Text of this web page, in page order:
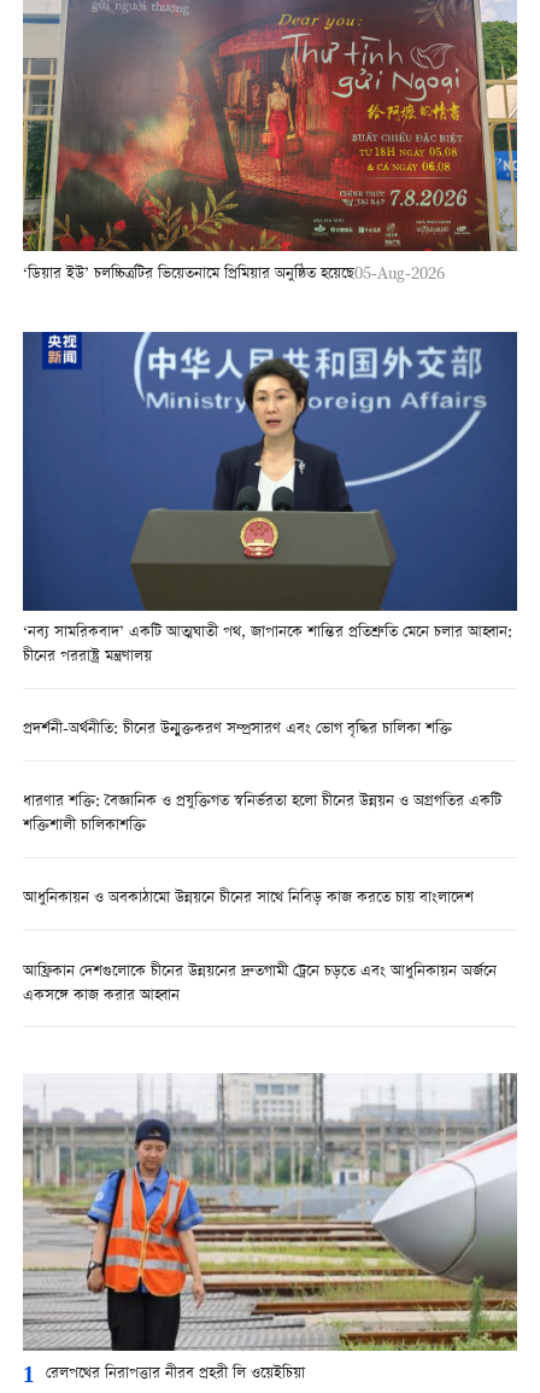
‘ডিয়ার ইউ’ চলচ্চিত্রটির ভিয়েতনামে প্রিমিয়ার অনুষ্ঠিত হয়েছে05-Aug-2026
‘নব্য সামরিকবাদ’ একটি আত্মঘাতী পথ, জাপানকে শান্তির প্রতিশ্রুতি মেনে চলার আহ্বান:
চীনের পররাষ্ট্র মন্ত্রণালয়
প্রদর্শনী-অর্থনীতি: চীনের উন্মুক্তকরণ সম্প্রসারণ এবং ভোগ বৃদ্ধির চালিকা শক্তি
ধারণার শক্তি: বৈজ্ঞানিক ও প্রযুক্তিগত স্বনির্ভরতা হলো চীনের উন্নয়ন ও অগ্রগতির একটি
শক্তিশালী চালিকাশক্তি
আধুনিকায়ন ও অবকাঠামো উন্নয়নে চীনের সাথে নিবিড় কাজ করতে চায় বাংলাদেশ
আফ্রিকান দেশগুলোকে চীনের উন্নয়নের দ্রুতগামী ট্রেনে চড়তে এবং আধুনিকায়ন অর্জনে
একসঙ্গে কাজ করার আহ্বান
1 রেলপথের নিরাপত্তার নীরব প্রহরী লি ওয়েইচিয়া